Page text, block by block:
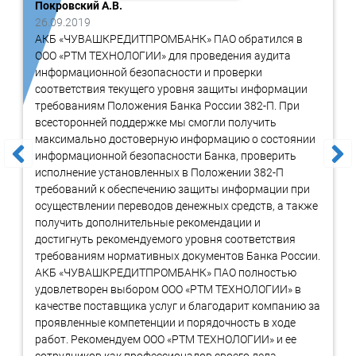
Заказать создание безопасного
рабочего места бухгалтера
Для уточнения стоимости и сроков услуги заполните форму
ниже. Срок реакции на запрос от 1 до 7 часов. Заявки
принимаются круглосуточно.
Покровский А.В.
26.09.2019
АКБ «ЧУВАШКРЕДИТПРОМБАНК» ПАО обратился в
ООО «РТМ ТЕХНОЛОГИИ» для проведения аудита
информационной безопасности и проверки
соответствия текущего уровня защиты информации
требованиям Положения Банка России 382-П. При
всесторонней поддержке мы смогли получить
максимально достоверную информацию о состоянии
информационной безопасности Банка, проверить
исполнение установленных в Положении 382-П
требований к обеспечению защиты информации при
осуществлении переводов денежных средств, а также
получить дополнительные рекомендации и
достигнуть рекомендуемого уровня соответствия
требованиям нормативных документов Банка России.
АКБ «ЧУВАШКРЕДИТПРОМБАНК» ПАО полностью
удовлетворен выбором ООО «РТМ ТЕХНОЛОГИИ» в
качестве поставщика услуг и благодарит компанию за
проявленные компетенции и порядочность в ходе
работ. Рекомендуем ООО «РТМ ТЕХНОЛОГИИ» и ее